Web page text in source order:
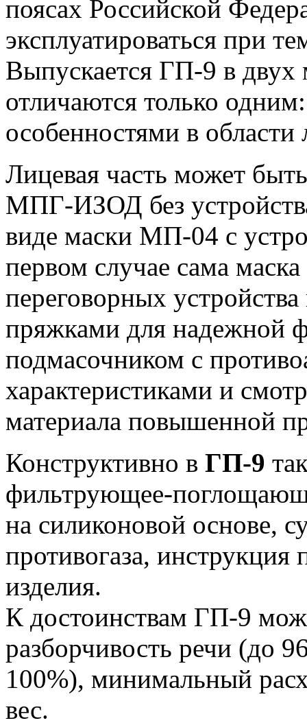
поясах Российской
эксплуатироваться при
Выпускается ГП-9 в
отличаются только
особенностями в области
Лицевая часть может
МПГ-ИЗОД без
виде маски МП-04 с
первом случае сама
переговорных
пряжками для надежной
подмасочником с
характеристиками и
материала повышенной
Конструктивно в ГП-9
фильтрующее-
на силиконовой основе,
противогаза,
изделия.
К достоинствам ГП-9
разборчивость речи (до
100%), минимальный
вес.